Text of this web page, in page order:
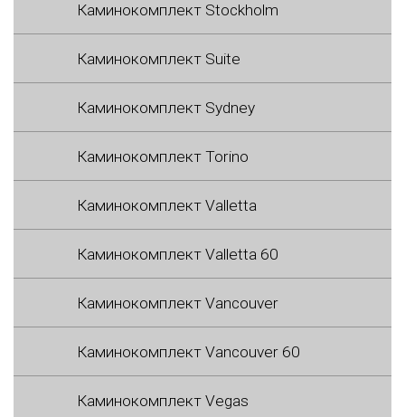
Каминокомплект Stockholm
Каминокомплект Suite
Каминокомплект Sydney
Каминокомплект Torino
Каминокомплект Valletta
Каминокомплект Valletta 60
Каминокомплект Vancouver
Каминокомплект Vancouver 60
Каминокомплект Vegas